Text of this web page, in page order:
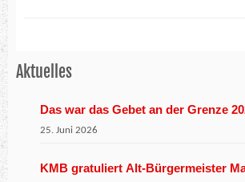
Aktuelles
Das war das Gebet an der Grenze
25. Juni 2026
KMB gratuliert Alt-Bürgermeister